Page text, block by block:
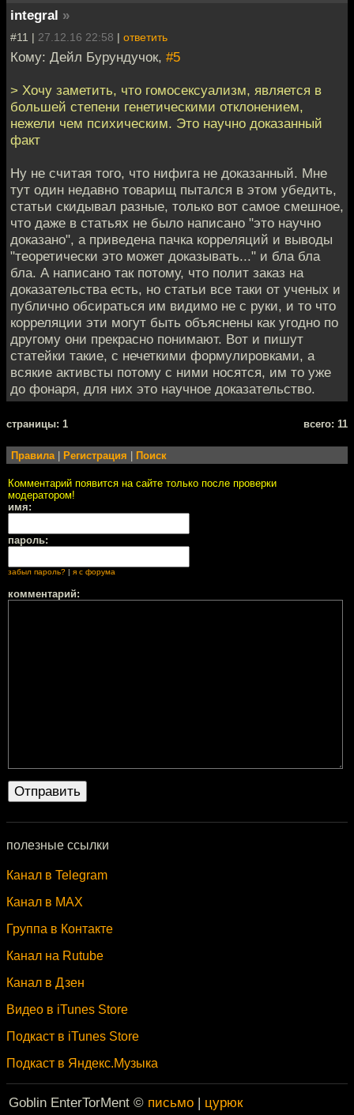
integral »
#11 | 27.12.16 22:58 | ответить
Кому: Дейл Бурундучок, #5
> Хочу заметить, что гомосексуализм, является в
большей степени генетическими отклонением,
нежели чем психическим. Это научно доказанный
факт
Ну не считая того, что нифига не доказанный. Мне
тут один недавно товарищ пытался в этом убедить,
статьи скидывал разные, только вот самое смешное,
что даже в статьях не было написано "это научно
доказано", а приведена пачка корреляций и выводы
"теоретически это может доказывать..." и бла бла
бла. А написано так потому, что полит заказ на
доказательства есть, но статьи все таки от ученых и
публично обсираться им видимо не с руки, и то что
корреляции эти могут быть объяснены как угодно по
другому они прекрасно понимают. Вот и пишут
статейки такие, с нечеткими формулировками, а
всякие активсты потому с ними носятся, им то уже
до фонаря, для них это научное доказательство.
cтраницы: 1 всего: 11
Правила| Регистрация Поиск
Комментарий появится на сайте только после проверки
модератором!
имя:
пароль:
забыл пароль? | я с форума
комментарий:
полезные ссылки
Канал в Telegram
Канал в MAX
Группа в Контакте
Канал на Rutube
Канал в Дзен
Видео в iTunes Store
Подкаст в iTunes Store
Подкаст в Яндекс.Музыка
Goblin EnterTorMent © письмо | цурюк